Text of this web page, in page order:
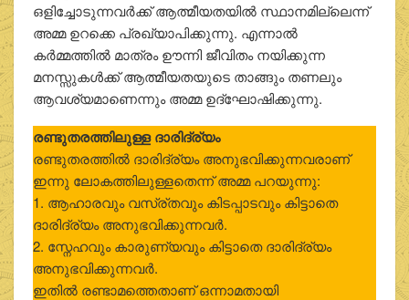
ഒളിച്ചോടുന്നവര്‍ക്ക് ആത്മീയതയില്‍ സ്ഥാനമില്ലെന്ന്
അമ്മ ഉറക്കെ പ്രഖ്യാപിക്കുന്നു. എന്നാല്‍
കര്‍മ്മത്തില്‍ മാത്രം ഊന്നി ജീവിതം നയിക്കുന്ന
മനസ്സുകള്‍ക്ക് ആത്മീയതയുടെ താങ്ങും തണലും
ആവശ്യമാണെന്നും അമ്മ ഉദ്‌ഘോഷിക്കുന്നു.
രണ്ടുതരത്തിലുള്ള ദാരിദ്ര്യം
രണ്ടുതരത്തില്‍ ദാരിദ്ര്യം അനുഭവിക്കുന്നവരാണ്
ഇന്നു ലോകത്തിലുള്ളതെന്ന് അമ്മ പറയുന്നു:
1. ആഹാരവും വസ്ര്തവും കിടപ്പാടവും കിട്ടാതെ
ദാരിദ്ര്യം അനുഭവിക്കുന്നവര്‍.
2. സ്നേഹവും കാരുണ്യവും കിട്ടാതെ ദാരിദ്ര്യം
അനുഭവിക്കുന്നവര്‍.
ഇതില്‍ രണ്ടാമത്തെതാണ് ഒന്നാമതായി